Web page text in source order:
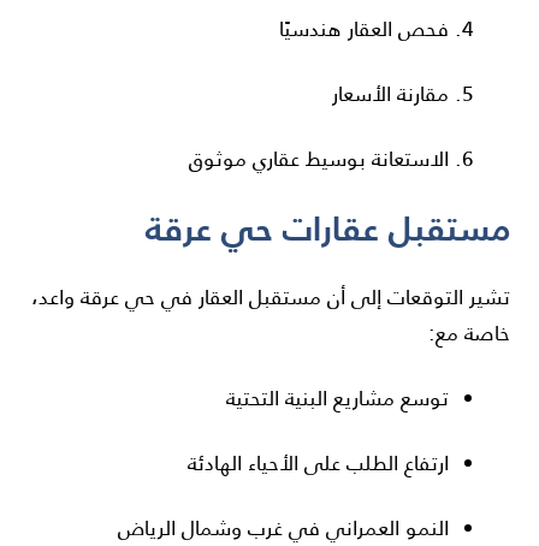
فحص العقار هندسيًا
مقارنة الأسعار
الاستعانة بوسيط عقاري موثوق
مستقبل عقارات حي عرقة
تشير التوقعات إلى أن مستقبل العقار في حي عرقة واعد،
خاصة مع:
توسع مشاريع البنية التحتية
ارتفاع الطلب على الأحياء الهادئة
النمو العمراني في غرب وشمال الرياض